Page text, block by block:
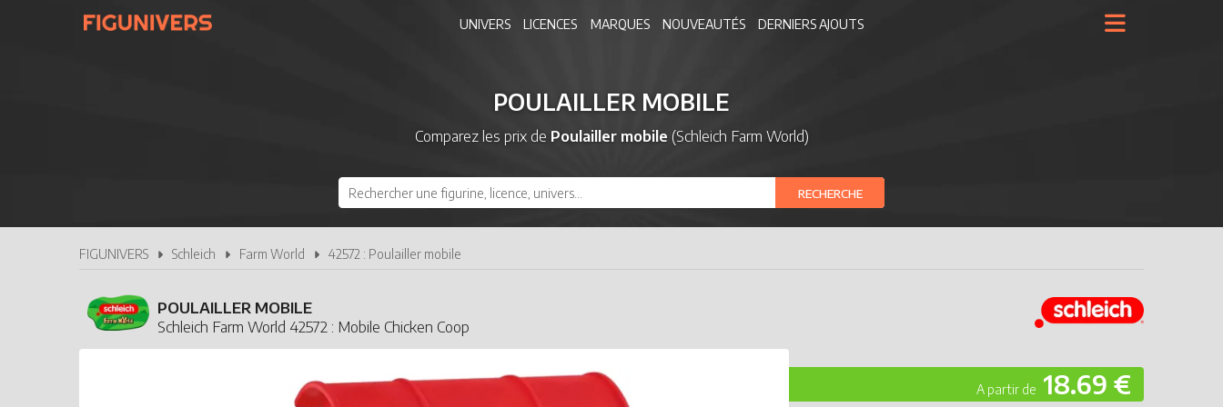
UNIVERS LICENCES MARQUES NOUVEAUTÉS DERNIERS AJOUTS
POULAILLER MOBILE
Comparez les prix de Poulailler mobile (Schleich Farm World)
RECHERCHE
FIGUNIVERS Schleich Farm World 42572 : Poulailler mobile
POULAILLER MOBILE
Schleich Farm World 42572 : Mobile Chicken Coop
18.69 €